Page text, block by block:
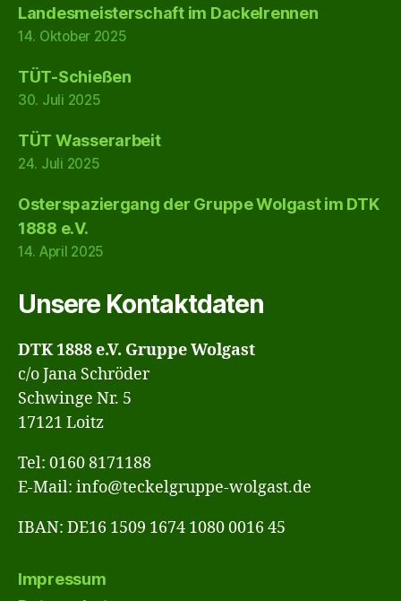
Landesmeisterschaft im Dackelrennen
14. Oktober 2025
TÜT-Schießen
30. Juli 2025
TÜT Wasserarbeit
24. Juli 2025
Osterspaziergang der Gruppe Wolgast im DTK
1888 e.V.
14. April 2025
Unsere Kontaktdaten
DTK 1888 e.V. Gruppe Wolgast
c/o Jana Schröder
Schwinge Nr. 5
17121 Loitz
Tel: 0160 8171188
E-Mail: info@teckelgruppe-wolgast.de
IBAN: DE16 1509 1674 1080 0016 45
Impressum